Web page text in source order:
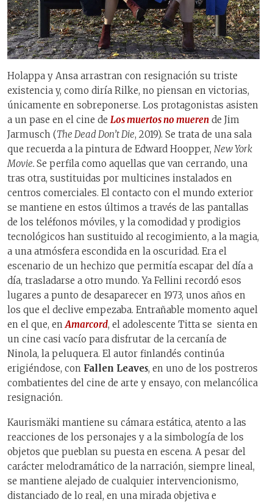
Holappa y Ansa arrastran con resignación su triste
existencia y, como diría Rilke, no piensan en victorias,
únicamente en sobreponerse. Los protagonistas asisten
a un pase en el cine de Los muertos no mueren de Jim
Jarmusch (The Dead Don’t Die, 2019). Se trata de una sala
que recuerda a la pintura de Edward Hoopper, New York
Movie. Se perfila como aquellas que van cerrando, una
tras otra, sustituidas por multicines instalados en
centros comerciales. El contacto con el mundo exterior
se mantiene en estos últimos a través de las pantallas
de los teléfonos móviles, y la comodidad y prodigios
tecnológicos han sustituido al recogimiento, a la magia,
a una atmósfera escondida en la oscuridad. Era el
escenario de un hechizo que permitía escapar del día a
día, trasladarse a otro mundo. Ya Fellini recordó esos
lugares a punto de desaparecer en 1973, unos años en
los que el declive empezaba. Entrañable momento aquel
en el que, enAmarcord, el adolescente Titta se sienta en
un cine casi vacío para disfrutar de la cercanía de
Ninola, la peluquera. El autor finlandés continúa
erigiéndose, con Fallen Leaves, en uno de los postreros
combatientes del cine de arte y ensayo, con melancólica
resignación.
Kaurismäki mantiene su cámara estática, atento a las
reacciones de los personajes y a la simbología de los
objetos que pueblan su puesta en escena. A pesar del
carácter melodramático de la narración, siempre lineal,
se mantiene alejado de cualquier intervencionismo,
distanciado de lo real, en una mirada objetiva e